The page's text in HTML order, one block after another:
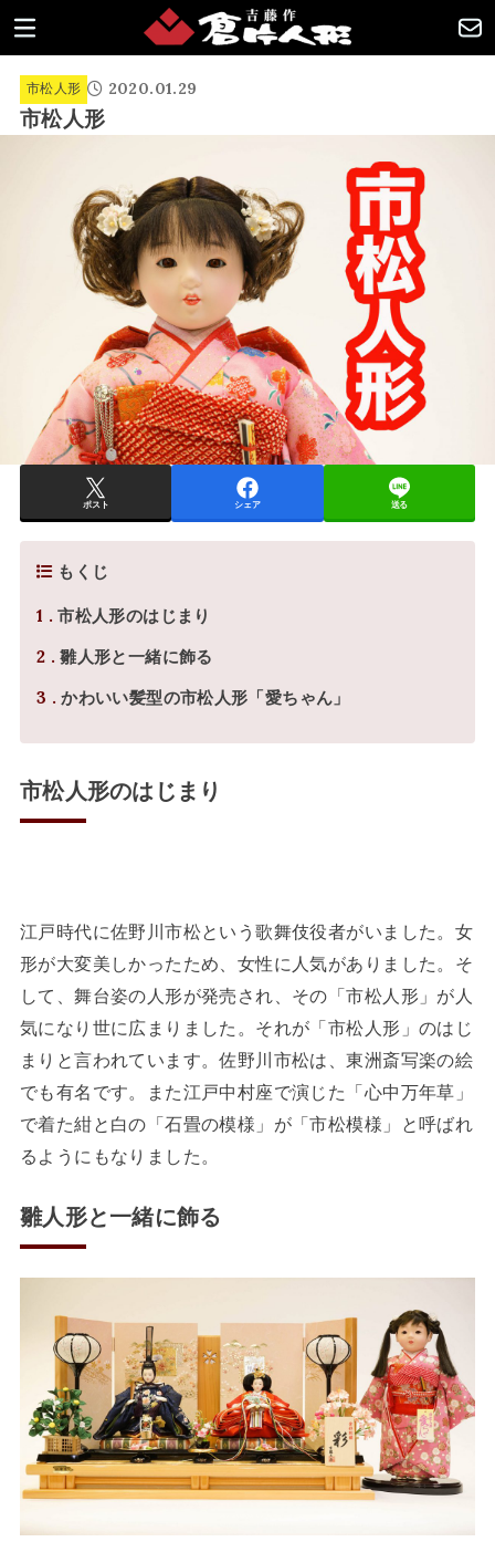
市松人形 2020.01.29
市松人形
ポスト シェア 送る
もくじ
1 市松人形のはじまり
2 雛人形と一緒に飾る
3 かわいい髪型の市松人形「愛ちゃん」
市松人形のはじまり
江戸時代に佐野川市松という歌舞伎役者がいました。女
形が大変美しかったため、女性に人気がありました。そ
して、舞台姿の人形が発売され、その「市松人形」が人
気になり世に広まりました。それが「市松人形」のはじ
まりと言われています。佐野川市松は、東洲斎写楽の絵
でも有名です。また江戸中村座で演じた「心中万年草」
で着た紺と白の「石畳の模様」が「市松模様」と呼ばれ
るようにもなりました。
雛人形と一緒に飾る